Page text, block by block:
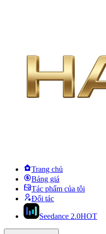
Trang chủ
Bảng giá
Tác phẩm của tôi
Đối tác
Seedance 2.0HOT